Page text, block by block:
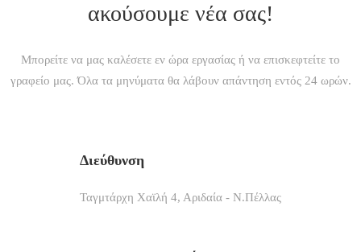
ακούσουμε νέα σας!
Μπορείτε να μας καλέσετε εν ώρα εργασίας ή να επισκεφτείτε το
γραφείο μας. Όλα τα μηνύματα θα λάβουν απάντηση εντός 24 ωρών.
Διεύθυνση
Ταγμτάρχη Χαϊλή 4, Αριδαία - Ν.Πέλλας